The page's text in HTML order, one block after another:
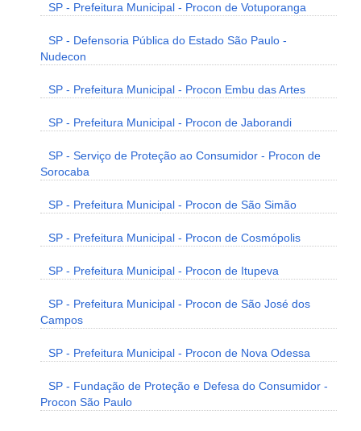
SP - Prefeitura Municipal - Procon de Votuporanga
SP - Defensoria Pública do Estado São Paulo -
Nudecon
SP - Prefeitura Municipal - Procon Embu das Artes
SP - Prefeitura Municipal - Procon de Jaborandi
SP - Serviço de Proteção ao Consumidor - Procon de
Sorocaba
SP - Prefeitura Municipal - Procon de São Simão
SP - Prefeitura Municipal - Procon de Cosmópolis
SP - Prefeitura Municipal - Procon de Itupeva
SP - Prefeitura Municipal - Procon de São José dos
Campos
SP - Prefeitura Municipal - Procon de Nova Odessa
SP - Fundação de Proteção e Defesa do Consumidor -
Procon São Paulo